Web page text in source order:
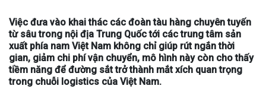
Việc đưa vào khai thác các đoàn tàu hàng chuyên tuyến
từ sâu trong nội địa Trung Quốc tới các trung tâm sản
xuất phía nam Việt Nam không chỉ giúp rút ngắn thời
gian, giảm chi phí vận chuyển, mô hình này còn cho thấy
tiềm năng để đường sắt trở thành mắt xích quan trọng
trong chuỗi logistics của Việt Nam.